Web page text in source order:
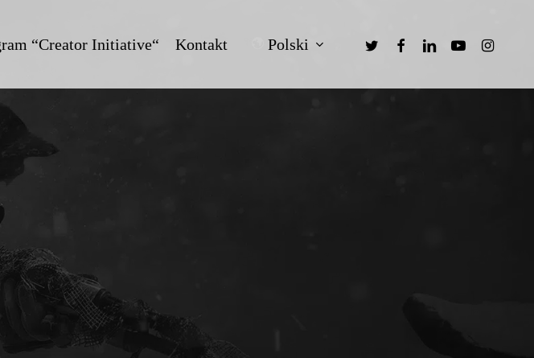
“Creator Initiative“ Kontakt Polski twitterfacebooklinkedinyoutube